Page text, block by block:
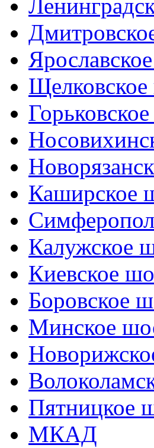
Каширское
Калужское
Киевское
Боровское
Минское
Пятницкое
МКАД